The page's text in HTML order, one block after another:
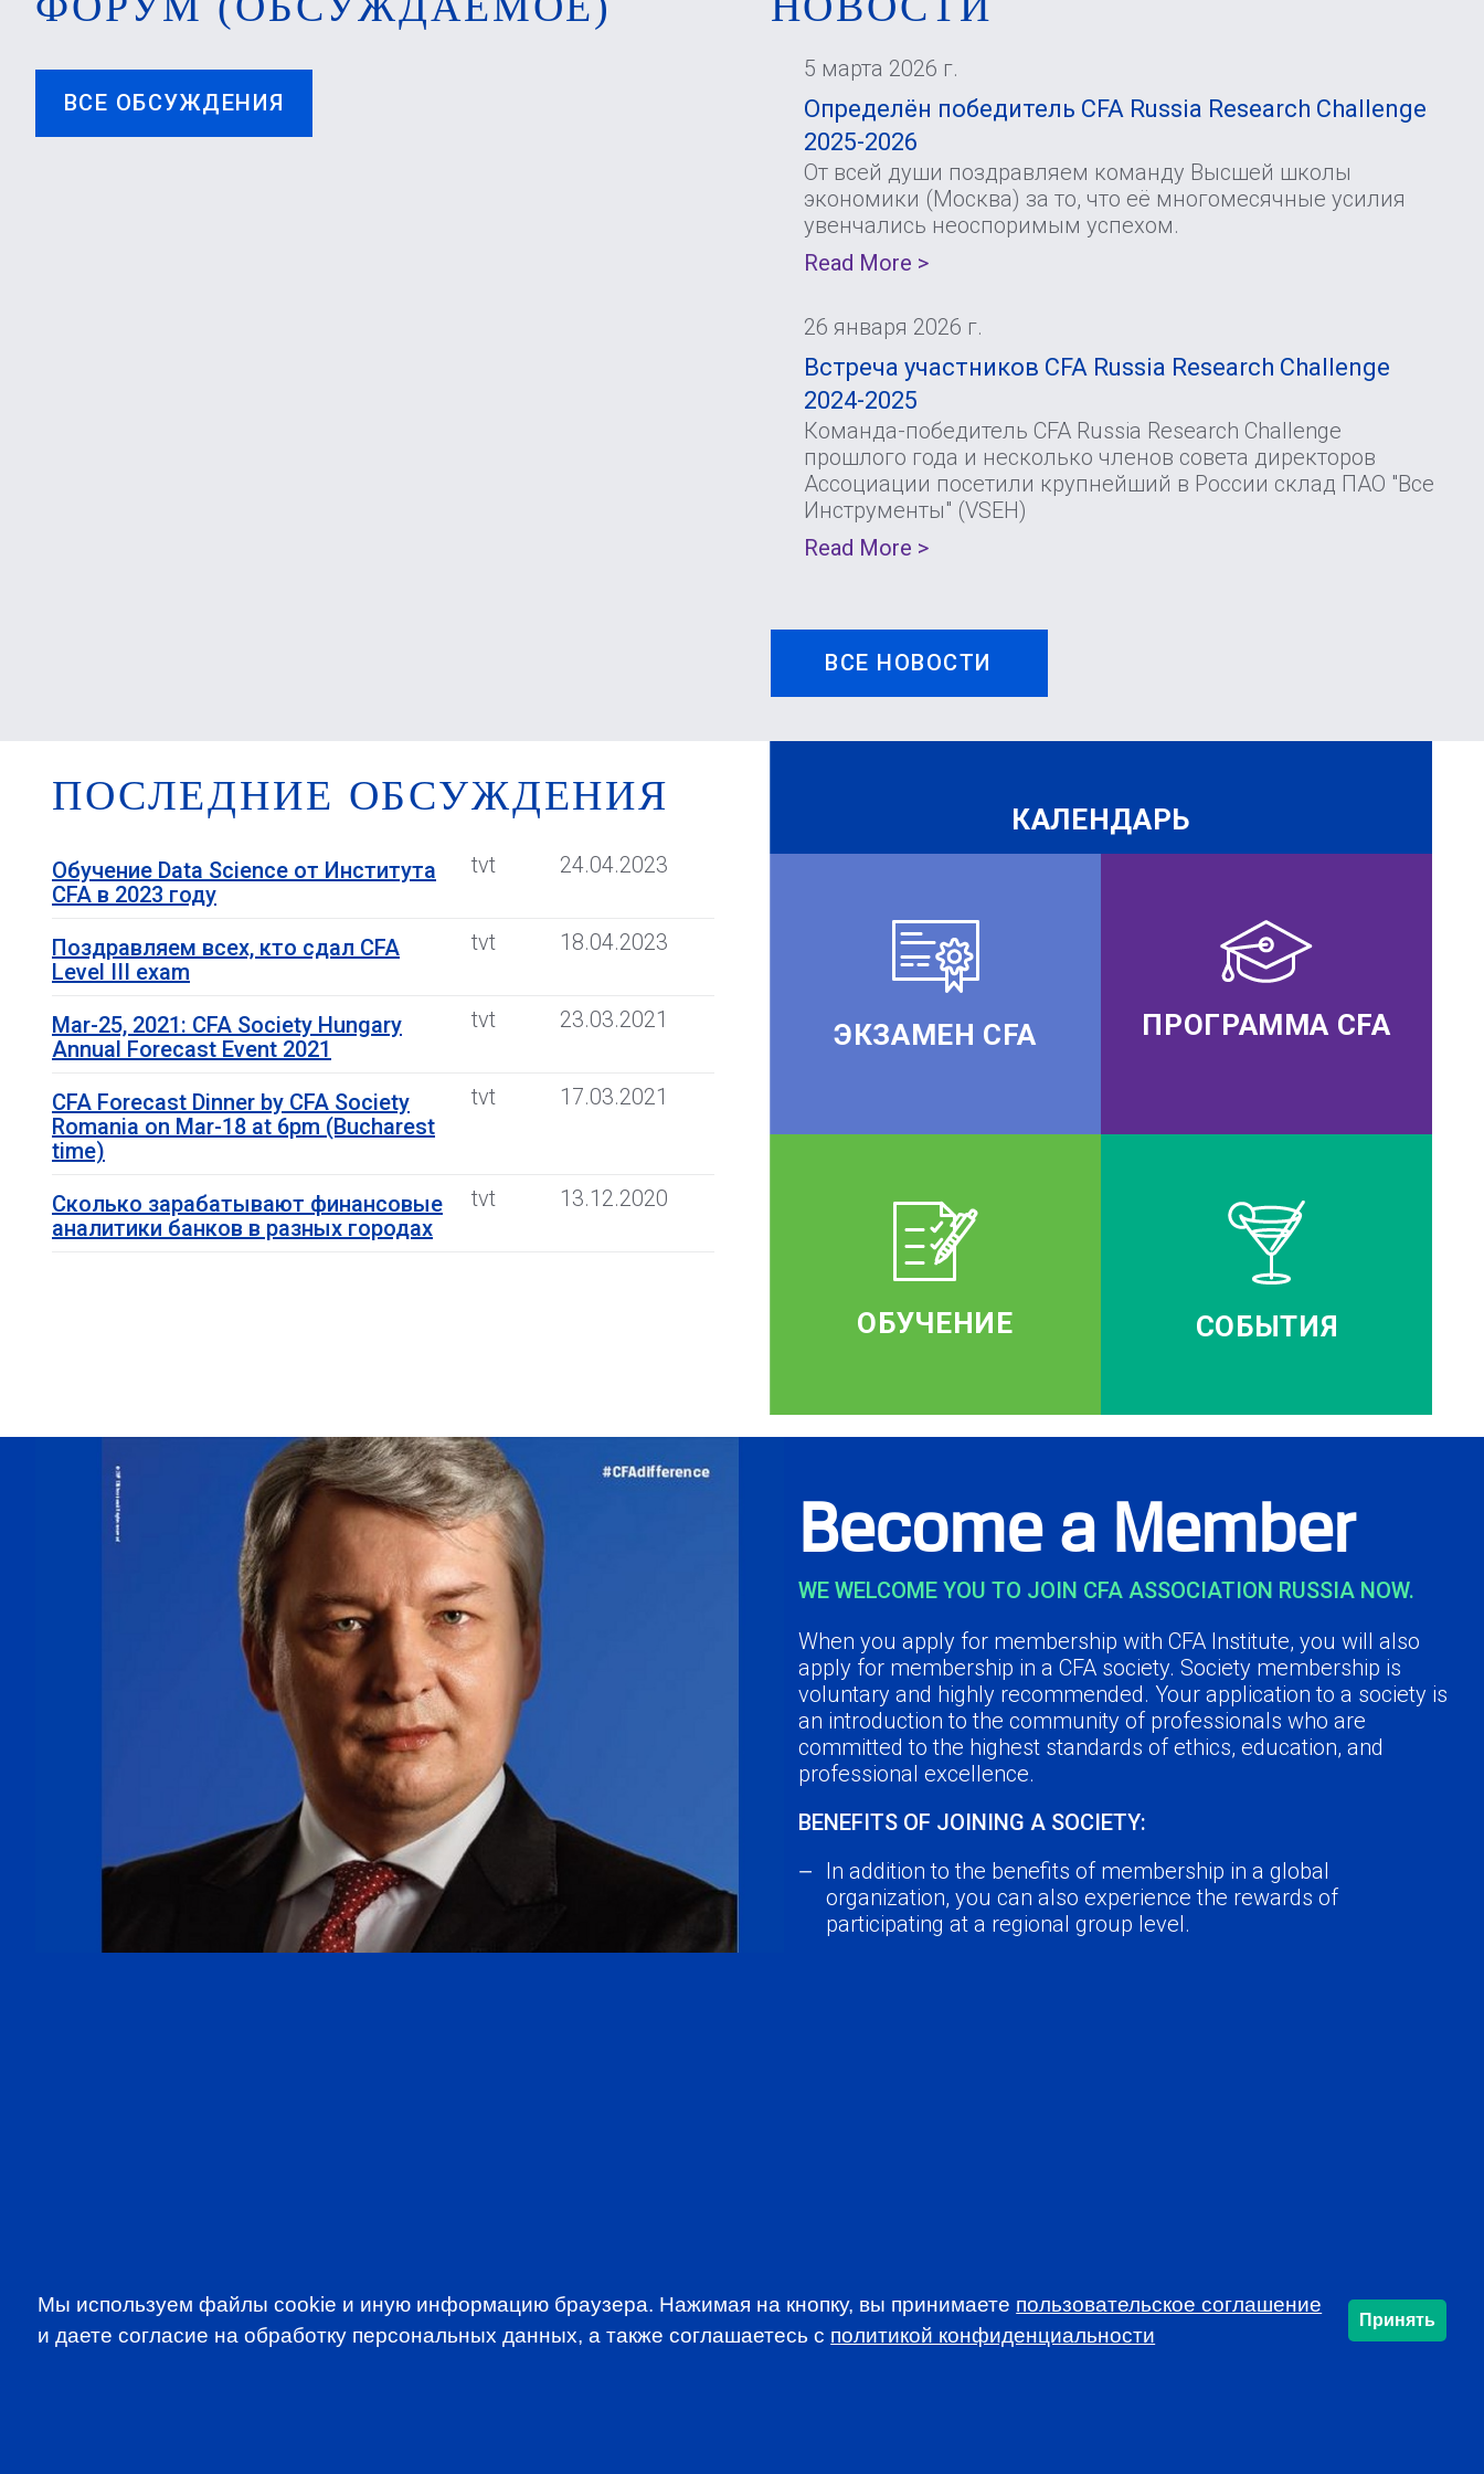
ВСЕ ОБСУЖДЕНИЯ
5 марта 2026 г.
Определён победитель CFA Russia Research Challenge
2025-2026
От всей души поздравляем команду Высшей школы
экономики (Москва) за то, что её многомесячные усилия
увенчались неоспоримым успехом.
Read More >
26 января 2026 г.
Встреча участников CFA Russia Research Challenge
2024-2025
Команда-победитель CFA Russia Research Challenge
прошлого года и несколько членов совета директоров
Ассоциации посетили крупнейший в России склад ПАО "Все
Инструменты" (VSEH)
Read More >
ВСЕ НОВОСТИ
ПОСЛЕДНИЕ ОБСУЖДЕНИЯ
Обучение Data Science от Института
CFA в 2023 году
tvt 24.04.2023
Поздравляем всех, кто сдал CFA
Level III exam
tvt 18.04.2023
Mar-25, 2021: CFA Society Hungary
Annual Forecast Event 2021
tvt 23.03.2021
CFA Forecast Dinner by CFA Society
Romania on Mar-18 at 6pm (Bucharest
time)
tvt 17.03.2021
Сколько зарабатывают финансовые
аналитики банков в разных городах
tvt 13.12.2020
КАЛЕНДАРЬ
ЭКЗАМЕН CFA ПРОГРАММА CFA
ОБУЧЕНИЕ СОБЫТИЯ
Become a Member
WE WELCOME YOU TO JOIN CFA ASSOCIATION RUSSIA NOW.
When you apply for membership with CFA Institute, you will also
apply for membership in a CFA society. Society membership is
voluntary and highly recommended. Your application to a society is
an introduction to the community of professionals who are
committed to the highest standards of ethics, education, and
professional excellence.
BENEFITS OF JOINING A SOCIETY:
In addition to the benefits of membership in a global
organization, you can also experience the rewards of
participating at a regional group level.
JOIN CFA RUSSIA!
Мы используем файлы cookie и иную информацию браузера. Нажимая на кнопку, вы принимаете пользовательское соглашение
и даете согласие на обработку персональных данных, а также соглашаетесь c политикой конфиденциальности
Принять